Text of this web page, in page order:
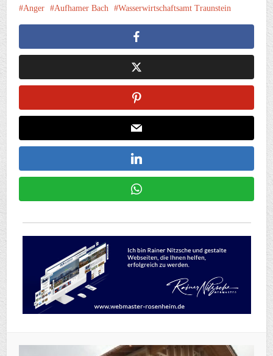
Anger Aufhamer Bach Wasserwirtschaftsamt Traunstein